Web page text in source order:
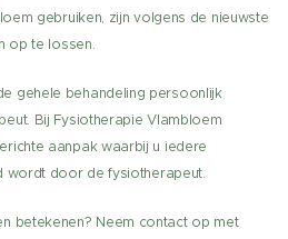
gebruiken, zijn volgens de nieuwste
op te lossen.
gehele behandeling persoonlijk
Bij Fysiotherapie Vlambloem
aanpak waarbij u iedere
wordt door de fysiotherapeut.
betekenen? Neem contact op met